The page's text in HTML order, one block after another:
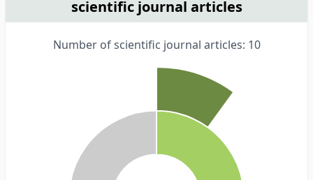
scientific journal articles
Number of scientific journal articles: 10